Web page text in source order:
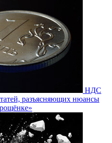
НДС
разъясняющих нюансы